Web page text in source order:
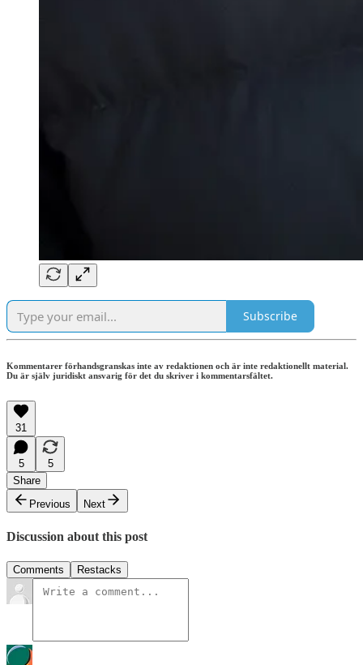
Subscribe
Kommentarer förhandsgranskas inte av redaktionen och är inte redaktionellt material.
Du är själv juridiskt ansvarig för det du skriver i kommentarsfältet.
31
5
5
Share
Previous
Next
Discussion about this post
Comments Restacks